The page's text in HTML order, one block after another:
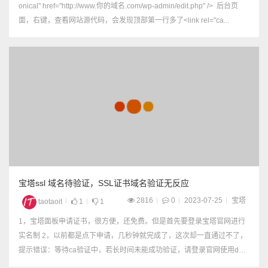
onical" href="http://www.你的域名.com/wp-admin/edit.php" /> 后台页
面，右键，查看网站源代码，会发现顶部第一行多了<link rel="ca...
宝塔ssl 域名待验证，SSL证书域名验证无反应
taotaoit 1 1 2816 0 2023-07-25 宝塔
1，宝塔面板申请证书，很方便，还免费。但是首先要登录宝塔官网进行
实名制 2，以前都是点下申请，几秒钟就完成了，这次却一直通过不了，
提示错误：等待ca验证中，若长时间未能成功验证，请登录官网使用dns